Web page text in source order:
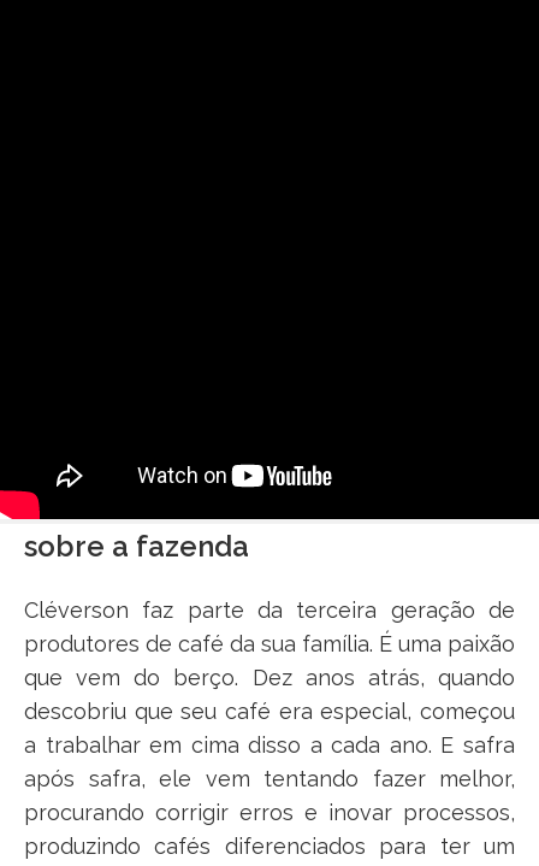
sobre a fazenda
Cléverson faz parte da terceira geração de
produtores de café da sua família. É uma paixão
que vem do berço. Dez anos atrás, quando
descobriu que seu café era especial, começou
a trabalhar em cima disso a cada ano. E safra
após safra, ele vem tentando fazer melhor,
procurando corrigir erros e inovar processos,
produzindo cafés diferenciados para ter um